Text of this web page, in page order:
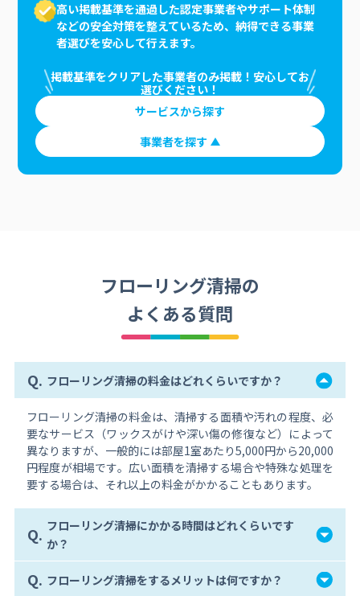
高い掲載基準を通過した認定事業者やサポート体制
などの安全対策を整えているため、納得できる事業
者選びを安心して行えます。
掲載基準をクリアした事業者のみ掲載！安心してお
選びください！
サービスから探す
事業者を探す
フローリング清掃の
よくある質問
Q. フローリング清掃の料金はどれくらいですか？
フローリング清掃の料金は、清掃する面積や汚れの程度、必
要なサービス（ワックスがけや深い傷の修復など）によって
異なりますが、一般的には部屋1室あたり5,000円から20,000
円程度が相場です。広い面積を清掃する場合や特殊な処理を
要する場合は、それ以上の料金がかかることもあります。
Q. フローリング清掃にかかる時間はどれくらいです
か？
Q. フローリング清掃をするメリットは何ですか？